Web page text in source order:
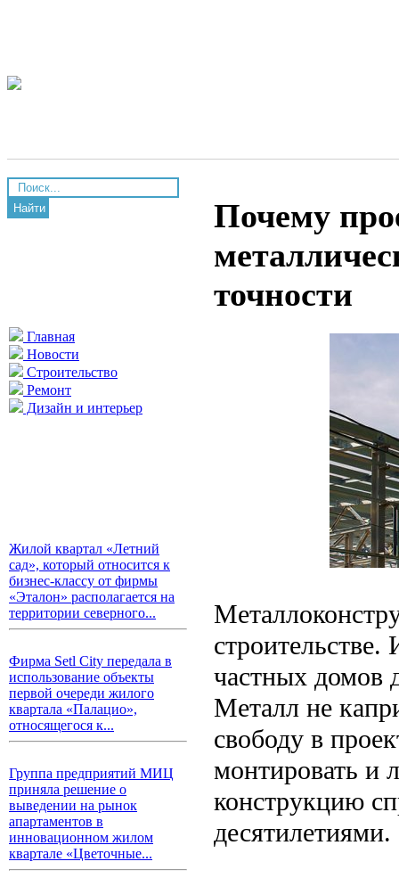
Найти
Главная
Новости
Строительство
Ремонт
Дизайн и интерьер
Жилой квартал «Летний
сад», который относится к
бизнес-классу от фирмы
«Эталон» располагается на
территории северного...
Фирма Setl City передала в
использование объекты
первой очереди жилого
квартала «Палацио»,
относящегося к...
Группа предприятий МИЦ
приняла решение о
выведении на рынок
апартаментов в
инновационном жилом
квартале «Цветочные...
Почему
точности
частных домов
Металл не
свободу в
монтировать и
конструкцию
десятилетиями.